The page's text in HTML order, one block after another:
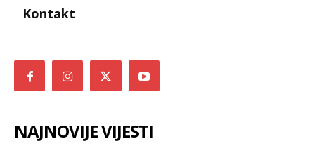
Kontakt
NAJNOVIJE VIJESTI